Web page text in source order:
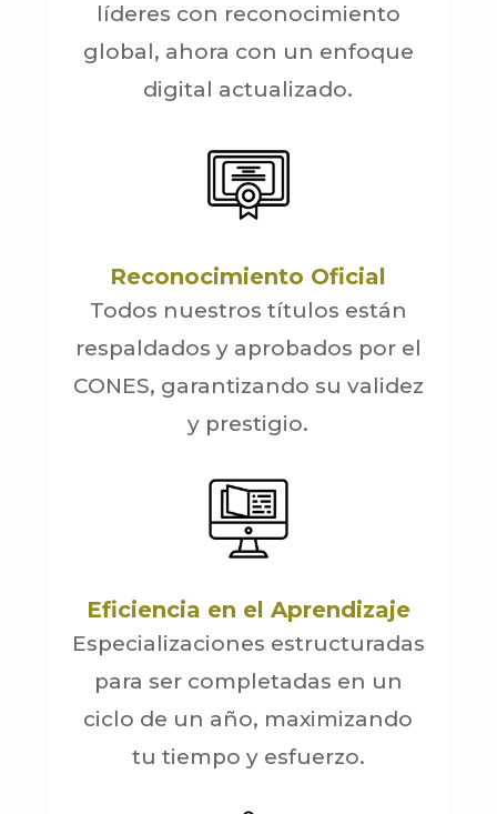
líderes con reconocimiento
global, ahora con un enfoque
digital actualizado.
Reconocimiento Oficial
Todos nuestros títulos están
respaldados y aprobados por el
CONES, garantizando su validez
y prestigio.
Eficiencia en el Aprendizaje
Especializaciones estructuradas
para ser completadas en un
ciclo de un año, maximizando
tu tiempo y esfuerzo.